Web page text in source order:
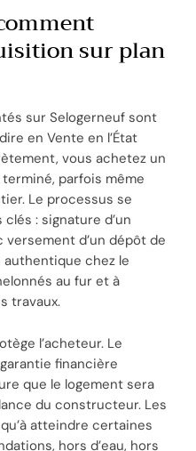
sur plan
sur Selogerneuf sont
en Vente en l’État
vous achetez un
parfois même
Le processus se
: signature d’un
d’un dépôt de
authentique chez le
au fur et à
travaux.
l’acheteur. Le
financière
que le logement sera
du constructeur. Les
atteindre certaines
hors d’eau, hors